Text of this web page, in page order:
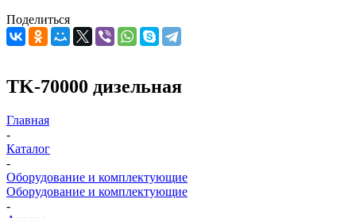
Поделиться
TK-70000 дизельная
Главная
-
Каталог
-
Оборудование и комплектующие
Оборудование и комплектующие
-